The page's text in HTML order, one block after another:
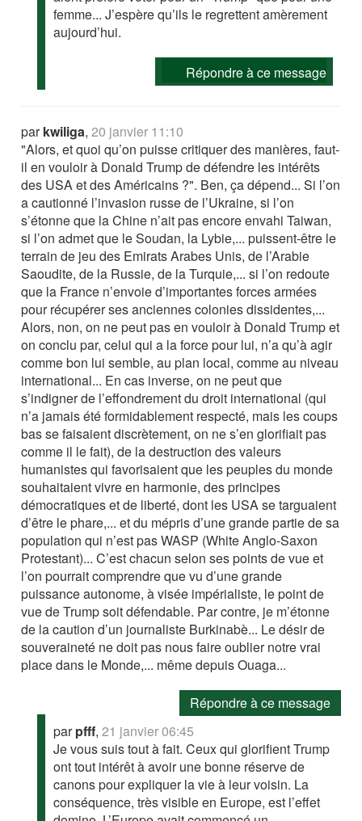
femme... J’espère qu’ils le regrettent amèrement
aujourd’hui.
Répondre à ce message
parkwiliga,20 janvier 11:10
"Alors, et quoi qu’on puisse critiquer des manières, faut-
il en vouloir à Donald Trump de défendre les intérêts
des USA et des Américains ?". Ben, ça dépend... Si l’on
a cautionné l’invasion russe de l’Ukraine, si l’on
s’étonne que la Chine n’ait pas encore envahi Taiwan,
si l’on admet que le Soudan, la Lybie,... puissent-être le
terrain de jeu des Emirats Arabes Unis, de l’Arabie
Saoudite, de la Russie, de la Turquie,... si l’on redoute
que la France n’envoie d’importantes forces armées
pour récupérer ses anciennes colonies dissidentes,...
Alors, non, on ne peut pas en vouloir à Donald Trump et
on conclu par, celui qui a la force pour lui, n’a qu’à agir
comme bon lui semble, au plan local, comme au niveau
international... En cas inverse, on ne peut que
s’indigner de l’effondrement du droit international (qui
n’a jamais été formidablement respecté, mais les coups
bas se faisaient discrètement, on ne s’en glorifiait pas
comme il le fait), de la destruction des valeurs
humanistes qui favorisaient que les peuples du monde
souhaitaient vivre en harmonie, des principes
démocratiques et de liberté, dont les USA se targuaient
d’être le phare,... et du mépris d’une grande partie de sa
population qui n’est pas WASP (White Anglo-Saxon
Protestant)... C’est chacun selon ses points de vue et
l’on pourrait comprendre que vu d’une grande
puissance autonome, à visée impérialiste, le point de
vue de Trump soit défendable. Par contre, je m’étonne
de la caution d’un journaliste Burkinabè... Le désir de
souveraineté ne doit pas nous faire oublier notre vrai
place dans le Monde,... même depuis Ouaga...
Répondre à ce message
parpfff,21 janvier 06:45
Je vous suis tout à fait. Ceux qui glorifient Trump
ont tout intérêt à avoir une bonne réserve de
canons pour expliquer la vie à leur voisin. La
conséquence, très visible en Europe, est l’effet